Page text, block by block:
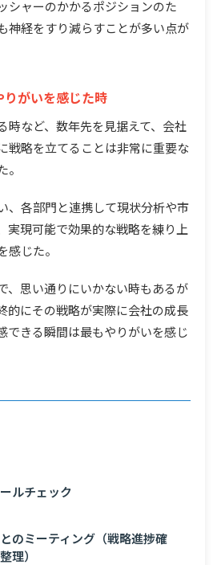
シャーのかかるポジションのた
神経をすり減らすことが多い点が
がいを感じた時
時など、数年先を見据えて、会社
戦略を立てることは非常に重要な
、各部門と連携して現状分析や市
実現可能で効果的な戦略を練り上
感じた。
、思い通りにいかない時もあるが
的にその戦略が実際に会社の成長
できる瞬間は最もやりがいを感じ
ルチェック
のミーティング（戦略進捗確
理）